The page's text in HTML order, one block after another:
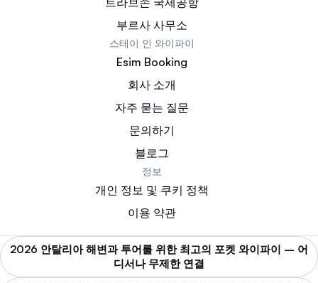
부르사 사무소
스테이 인 와이파이
Esim Booking
회사 소개
자주 묻는 질문
문의하기
블로그
정보
개인 정보 및 쿠키 정책
이용 약관
2026 안탈리아 해변과 투어를 위한 최고의 포켓 와이파이 – 어
디서나 무제한 연결